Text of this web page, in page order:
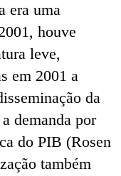
era uma
houve
leve,
em 2001 a
da
demanda por
do PIB (Rosen
também